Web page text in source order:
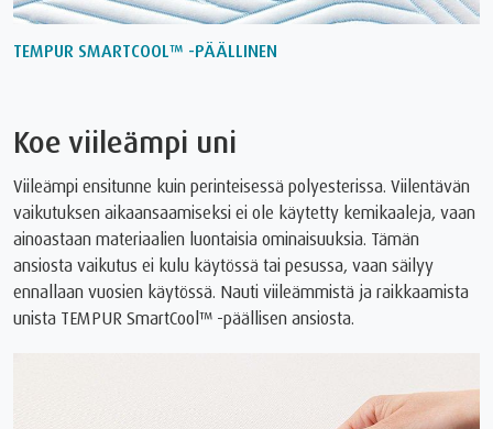
TEMPUR SMARTCOOL™ -PÄÄLLINEN
Koe viileämpi uni
Viileämpi ensitunne kuin perinteisessä polyesterissa. Viilentävän
vaikutuksen aikaansaamiseksi ei ole käytetty kemikaaleja, vaan
ainoastaan materiaalien luontaisia ominaisuuksia. Tämän
ansiosta vaikutus ei kulu käytössä tai pesussa, vaan säilyy
ennallaan vuosien käytössä. Nauti viileämmistä ja raikkaamista
unista TEMPUR SmartCool™ -päällisen ansiosta.